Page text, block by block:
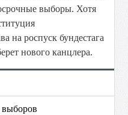
выборы. Хотя
на роспуск бундестага
нового канцлера.